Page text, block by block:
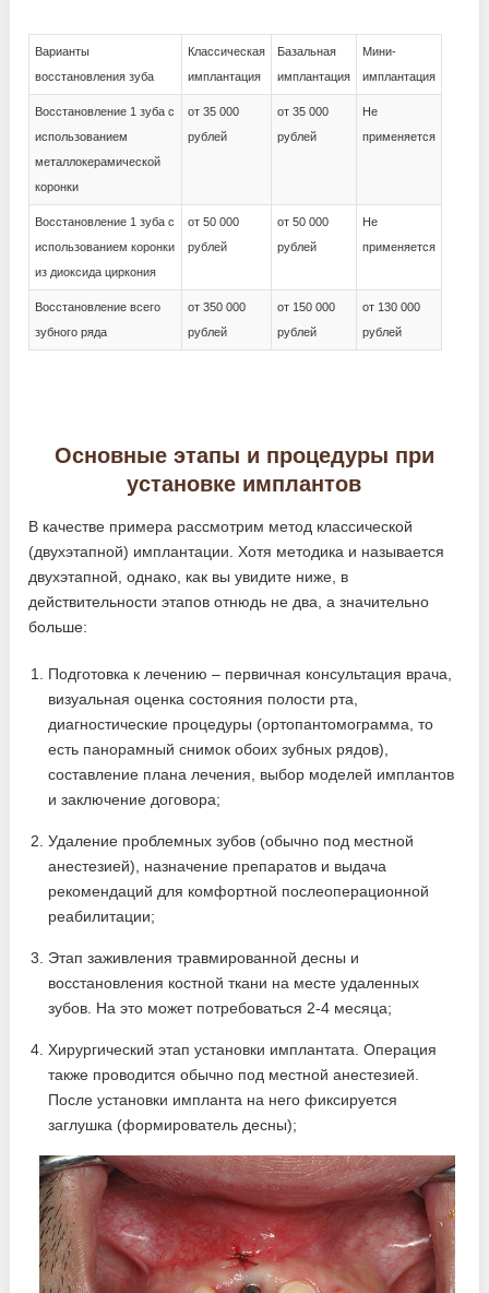
Варианты
восстановления зуба
Классическая
имплантация
Базальная
имплантация
Мини-
имплантация
Восстановление 1 зуба с
использованием
металлокерамической
коронки
от 35 000
рублей
от 35 000
рублей
Не
применяется
Восстановление 1 зуба с
использованием коронки
из диоксида циркония
от 50 000
рублей
от 50 000
рублей
Не
применяется
Восстановление всего
зубного ряда
от 350 000
рублей
от 150 000
рублей
от 130 000
рублей
Основные этапы и процедуры при
установке имплантов
В качестве примера рассмотрим метод классической
(двухэтапной) имплантации. Хотя методика и называется
двухэтапной, однако, как вы увидите ниже, в
действительности этапов отнюдь не два, а значительно
больше:
Подготовка к лечению – первичная консультация врача,
визуальная оценка состояния полости рта,
диагностические процедуры (ортопантомограмма, то
есть панорамный снимок обоих зубных рядов),
составление плана лечения, выбор моделей имплантов
и заключение договора;
Удаление проблемных зубов (обычно под местной
анестезией), назначение препаратов и выдача
рекомендаций для комфортной послеоперационной
реабилитации;
Этап заживления травмированной десны и
восстановления костной ткани на месте удаленных
зубов. На это может потребоваться 2-4 месяца;
Хирургический этап установки имплантата. Операция
также проводится обычно под местной анестезией.
После установки импланта на него фиксируется
заглушка (формирователь десны);